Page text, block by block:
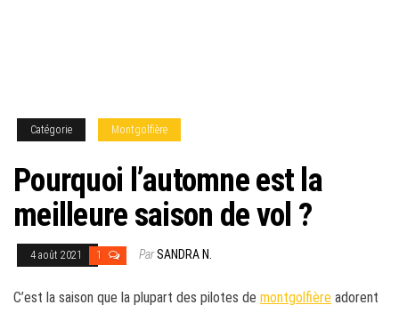
Catégorie Montgolfière
Pourquoi l’automne est la
meilleure saison de vol ?
4 août 2021 1 ParSANDRA N.
C’est la saison que la plupart des pilotes de montgolfière adorent